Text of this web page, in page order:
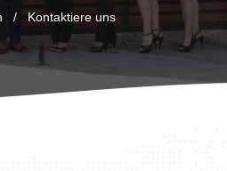
/ Kontaktiere uns